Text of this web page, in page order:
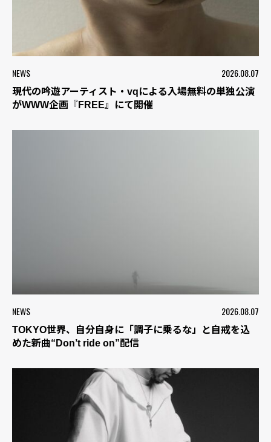
NEWS 2026.08.07
現代の吟遊アーティスト・vqによる入場無料の単独公演
がWWW企画『FREE』にて開催
NEWS 2026.08.07
TOKYO世界、自分自身に「調子に乗るな」と自戒を込
めた新曲“Don’t ride on”配信